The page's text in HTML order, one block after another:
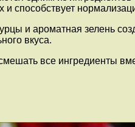
и способствует
и ароматная зелень
вкуса.
все ингредиенты